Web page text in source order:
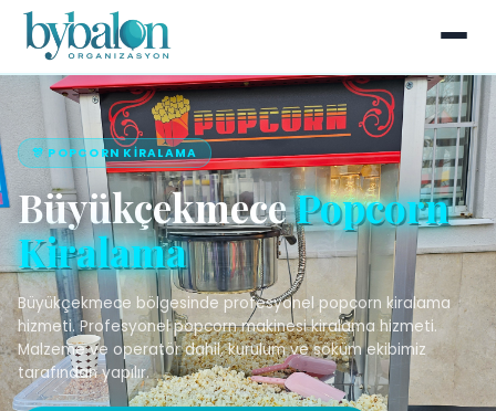
🎊 POPCORN KIRALAMA
BüyükçekmecePopcorn
Kiralama
Büyükçekmece bölgesinde profesyonel popcorn kiralama
hizmeti. Profesyonel popcorn makinesi kiralama hizmeti.
Malzeme ve operatör dahil, kurulum ve söküm ekibimiz
tarafından yapılır.